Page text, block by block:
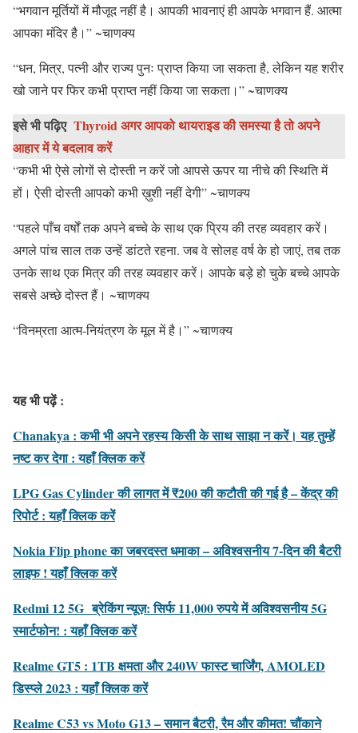
“भगवान मूर्तियों में मौजूद नहीं है। आपकी भावनाएं ही आपके भगवान हैं. आत्मा
आपका मंदिर है।” ~चाणक्य
“धन, मित्र, पत्नी और राज्य पुनः प्राप्त किया जा सकता है, लेकिन यह शरीर
खो जाने पर फिर कभी प्राप्त नहीं किया जा सकता।” ~चाणक्य
इसे भी पढ़िए Thyroid अगर आपको थायराइड की समस्या है तो अपने
आहार में ये बदलाव करें
“कभी भी ऐसे लोगों से दोस्ती न करें जो आपसे ऊपर या नीचे की स्थिति में
हों। ऐसी दोस्ती आपको कभी ख़ुशी नहीं देगी” ~चाणक्य
“पहले पाँच वर्षों तक अपने बच्चे के साथ एक प्रिय की तरह व्यवहार करें।
अगले पांच साल तक उन्हें डांटते रहना. जब वे सोलह वर्ष के हो जाएं, तब तक
उनके साथ एक मित्र की तरह व्यवहार करें। आपके बड़े हो चुके बच्चे आपके
सबसे अच्छे दोस्त हैं। ~चाणक्य
“विनम्रता आत्म-नियंत्रण के मूल में है।” ~चाणक्य
यह भी पढ़ें :
Chanakya : कभी भी अपने रहस्य किसी के साथ साझा न करें। यह तुम्हें
नष्ट कर देगा : यहाँ क्लिक करें
LPG Gas Cylinder की लागत में ₹200 की कटौती की गई है – केंद्र की
रिपोर्ट : यहाँ क्लिक करें
Nokia Flip phone का जबरदस्त धमाका – अविश्वसनीय 7-दिन की बैटरी
लाइफ ! यहाँ क्लिक करें
Redmi 12 5G ब्रेकिंग न्यूज़: सिर्फ 11,000 रुपये में अविश्वसनीय 5G
स्मार्टफोन! : यहाँ क्लिक करें
Realme GT5 : 1TB क्षमता और 240W फास्ट चार्जिंग, AMOLED
डिस्प्ले 2023 : यहाँ क्लिक करें
Realme C53 vs Moto G13 – समान बैटरी, रैम और कीमत! चौंकाने